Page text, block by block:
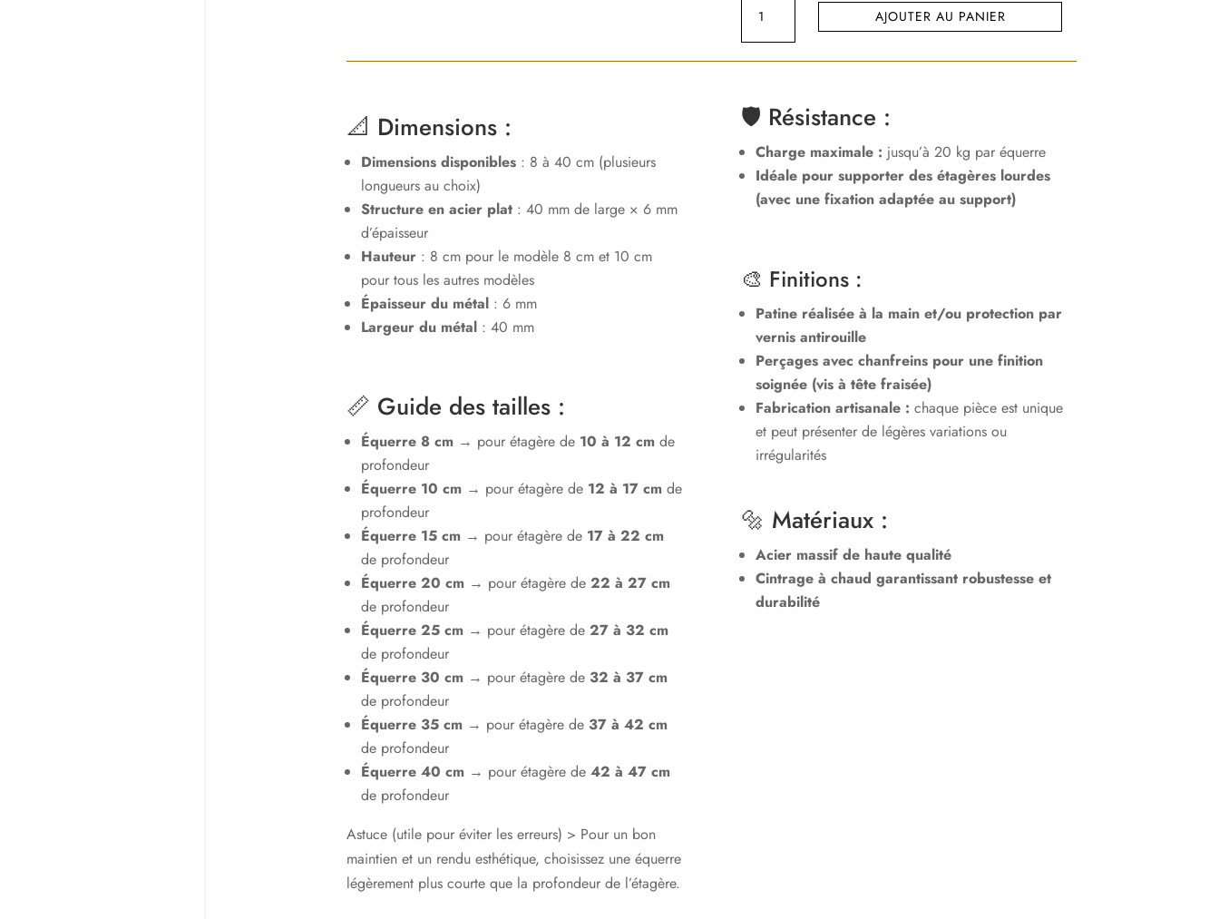
Équerre
Doré
AJOUTER AU PANIER
📐 Dimensions :
Dimensions disponibles: 8 à 40 cm (plusieurs
longueurs au choix)
Structure en acier plat: 40 mm de large × 6 mm
d’épaisseur
Hauteur: 8 cmpour le modèle 8 cm et 10 cm
pour tous les autres modèles
Épaisseur du métal: 6 mm
Largeur du métal: 40 mm
📏 Guide des tailles :
Équerre 8 cm→ pour étagère de 10 à 12 cmde
profondeur
Équerre 10 cm→ pour étagère de 12 à 17 cmde
profondeur
Équerre 15 cm→ pour étagère de 17 à 22 cm
de profondeur
Équerre 20 cm→ pour étagère de 22 à 27 cm
de profondeur
Équerre 25 cm→ pour étagère de 27 à 32 cm
de profondeur
Équerre 30 cm→ pour étagère de 32 à 37 cm
de profondeur
Équerre 35 cm→ pour étagère de 37 à 42 cm
de profondeur
Équerre 40 cm→ pour étagère de 42 à 47 cm
de profondeur
Astuce (utile pour éviter les erreurs) > Pour un bon
maintien et un rendu esthétique, choisissez une équerre
légèrement plus courte que la profondeur de l’étagère.
🛡️ Résistance :
Charge maximale : jusqu’à 20 kg par équerre
Idéale pour supporter des étagères lourdes
(avec une fixation adaptée au support)
🎨 Finitions :
Patine réalisée à la main et/ou protection par
vernis antirouille
Perçages avec chanfreins pour une finition
soignée (vis à tête fraisée)
Fabrication artisanale : chaque pièce est unique
et peut présenter de légères variations ou
irrégularités
🔩 Matériaux :
Acier massif de haute qualité
Cintrage à chaud garantissant robustesse et
durabilité